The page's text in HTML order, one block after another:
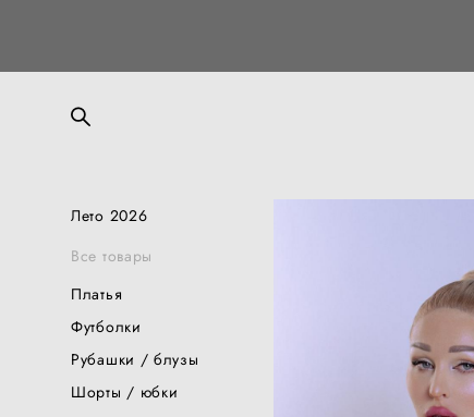
Лето 2026
Все товары
Платья
Футболки
Рубашки / блузы
Шорты / юбки